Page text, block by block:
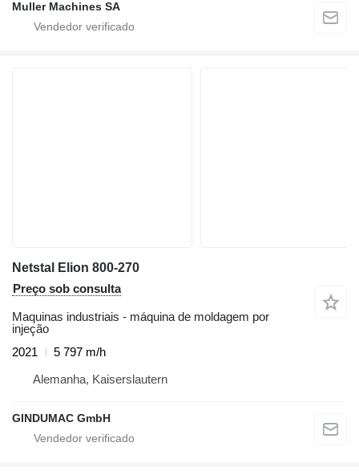
Muller Machines SA
Netstal Elion 800-270
Preço sob consulta
Maquinas industriais - máquina de moldagem por
injeção
2021
5 797 m/h
Alemanha, Kaiserslautern
GINDUMAC GmbH